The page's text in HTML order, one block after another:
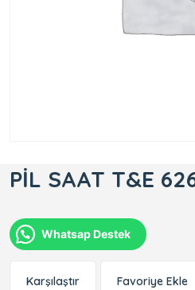
PİL SAAT T&E
Whatsap Destek
Karşılaştır Favoriye Ekle